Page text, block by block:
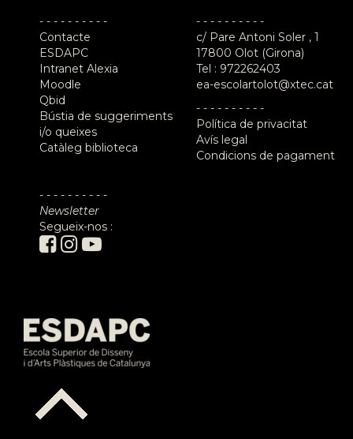
- - - - - - - - - -
Contacte
ESDAPC
Intranet Alexia
Moodle
Qbid
Bústia de suggeriments
i/o queixes
Catàleg biblioteca
- - - - - - - - - -
Newsletter
Segueix-nos :
- - - - - - - - - -
c/ Pare Antoni Soler , 1
17800 Olot (Girona)
Tel : 972262403
ea-escolartolot@xtec.cat
- - - - - - - - - -
Política de privacitat
Avís legal
Condicions de pagament